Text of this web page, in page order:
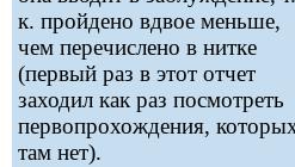
к. пройдено вдвое меньше,
чем перечислено в нитке
(первый раз в этот отчет
заходил как раз посмотреть
первопрохождения,
там нет).